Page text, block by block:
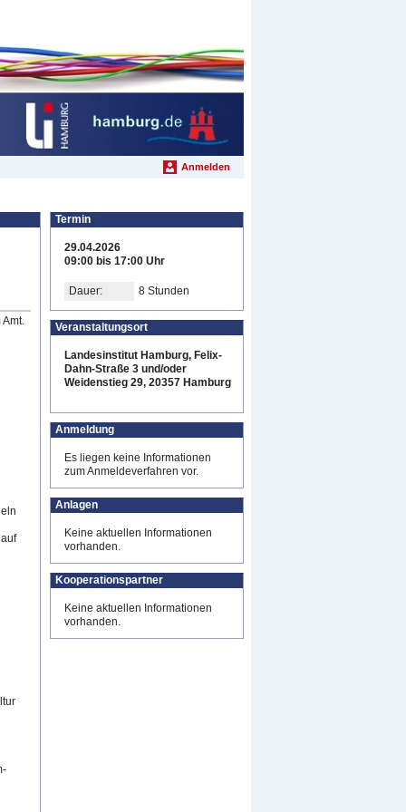
Anmelden
Termin
29.04.2026
09:00 bis 17:00 Uhr
Dauer: 8 Stunden
Veranstaltungsort
Landesinstitut Hamburg, Felix-
Dahn-Straße 3 und/oder
Weidenstieg 29, 20357 Hamburg
Anmeldung
Es liegen keine Informationen
zum Anmeldeverfahren vor.
Anlagen
Keine aktuellen Informationen
vorhanden.
Kooperationspartner
Keine aktuellen Informationen
vorhanden.